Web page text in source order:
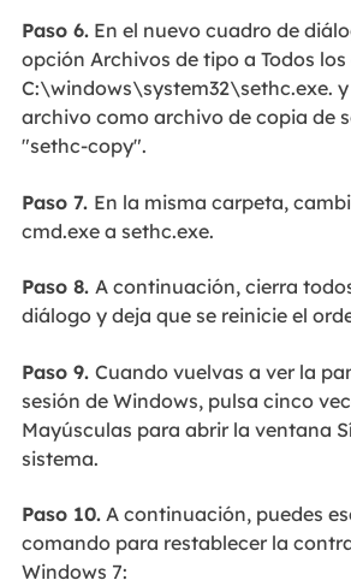
Paso 6.En el nuevo cuadro de
opción Archivos de tipo a Todos
C:\windows\system32\sethc.exe.
archivo como archivo de copia de
"sethc-copy".
Paso 7. En la misma carpeta,
cmd.exe a sethc.exe.
Paso 8. A continuación, cierra
diálogo y deja que se reinicie el
Paso 9. Cuando vuelvas a ver la
sesión de Windows, pulsa cinco
Mayúsculas para abrir la ventana
sistema.
Paso 10.A continuación, puedes
comando para restablecer la
Windows 7: